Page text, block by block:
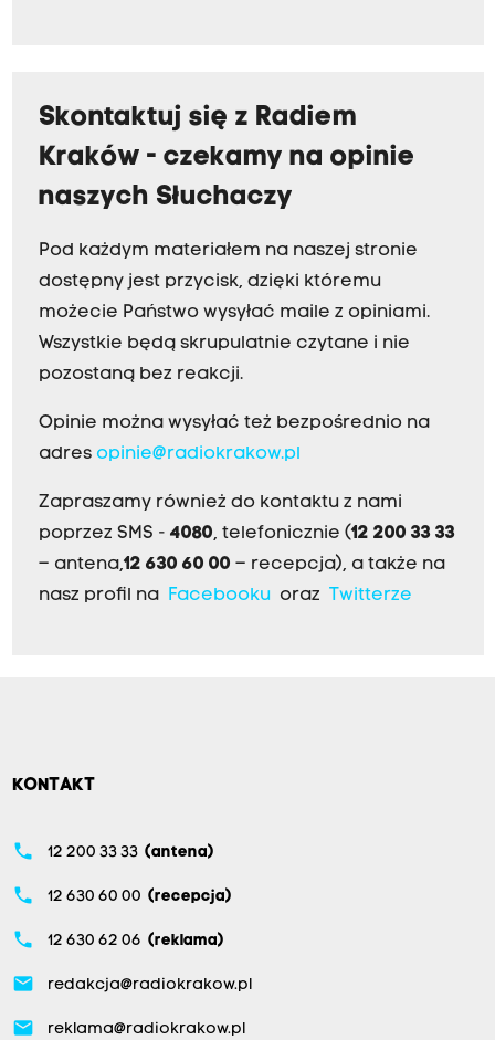
Skontaktuj się z Radiem
Kraków - czekamy na opinie
naszych Słuchaczy
Pod każdym materiałem na naszej stronie
dostępny jest przycisk, dzięki któremu
możecie Państwo wysyłać maile z opiniami.
Wszystkie będą skrupulatnie czytane i nie
pozostaną bez reakcji.
Opinie można wysyłać też bezpośrednio na
adres opinie@radiokrakow.pl
Zapraszamy również do kontaktu z nami
poprzez SMS - 4080, telefonicznie (12 200 33 33
– antena,12 630 60 00 – recepcja), a także na
nasz profil na Facebookuoraz Twitterze
KONTAKT
phone 12 200 33 33 (antena)
phone 12 630 60 00 (recepcja)
phone 12 630 62 06 (reklama)
email redakcja@radiokrakow.pl
email reklama@radiokrakow.pl